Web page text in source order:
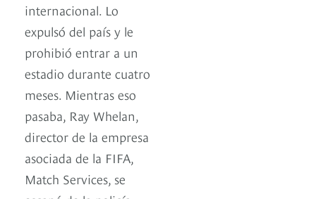
internacional. Lo
expulsó del país y le
prohibió entrar a un
estadio durante cuatro
meses. Mientras eso
pasaba, Ray Whelan,
director de la empresa
asociada de la FIFA,
Match Services, se